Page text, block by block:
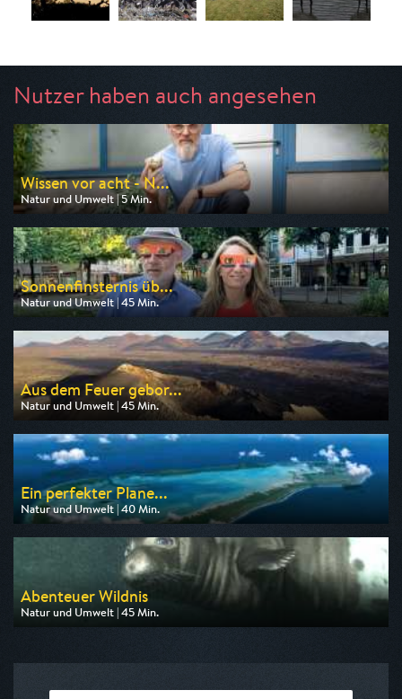
Nutzer haben auch angesehen
Wissen vor acht - N...
Natur und Umwelt | 5 Min.
Ausgestrahlt von ARD
am 11.08.2026, 19:45
Sonnenfinsternis üb...
Natur und Umwelt | 45 Min.
Ausgestrahlt von 3sat
am 12.08.2026, 20:15
Aus dem Feuer gebor...
Natur und Umwelt | 45 Min.
Ausgestrahlt von 3sat
am 10.08.2026, 15:20
Ein perfekter Plane...
Natur und Umwelt | 40 Min.
Ausgestrahlt von 3sat
am 10.08.2026, 11:05
Abenteuer Wildnis
Natur und Umwelt | 45 Min.
Ausgestrahlt von BR